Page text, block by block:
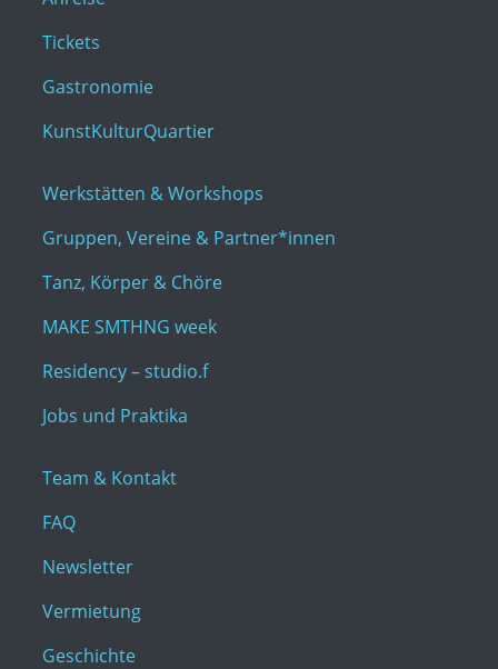
Tickets
Gastronomie
KunstKulturQuartier
Werkstätten & Workshops
Gruppen, Vereine & Partner*innen
Tanz, Körper & Chöre
MAKE SMTHNG week
Residency – studio.f
Jobs und Praktika
Team & Kontakt
FAQ
Newsletter
Vermietung
Geschichte